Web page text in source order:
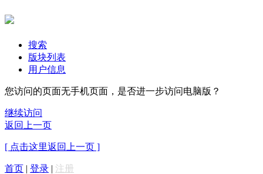
搜索
版块列表
用户信息
您访问的页面无手机页面，是否进一步访问电脑版？
继续访问
返回上一页
[ 点击这里返回上一页 ]
首页 | 登录 | 注册